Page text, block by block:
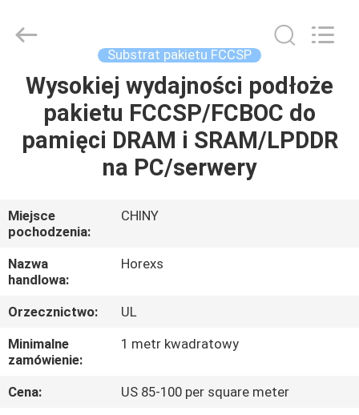
DOM
PRODUKTY
NAS
WYCIECZKA
PO
FABRYCE
KONTROLA
JAKOŚCI
Co.,Ltd..
Substrat pakietu FCCSP
Wysokiej wydajności podłoże
pakietu FCCSP/FCBOC do
pamięci DRAM i SRAM/LPDDR
na PC/serwery
Miejsce
pochodzenia:
CHINY
Nazwa
handlowa:
Horexs
Orzecznictwo:
UL
Minimalne
zamówienie:
1 metr kwadratowy
Cena:
US 85-100 per square meter